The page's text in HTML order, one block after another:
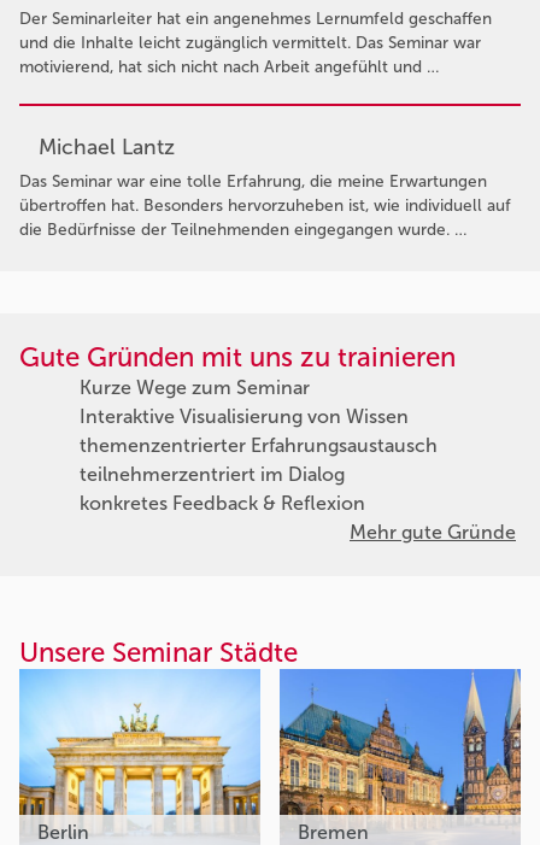
Der Seminarleiter hat ein angenehmes Lernumfeld geschaffen
und die Inhalte leicht zugänglich vermittelt. Das Seminar war
motivierend, hat sich nicht nach Arbeit angefühlt und …
Michael Lantz
Das Seminar war eine tolle Erfahrung, die meine Erwartungen
übertroffen hat. Besonders hervorzuheben ist, wie individuell auf
die Bedürfnisse der Teilnehmenden eingegangen wurde. …
Gute Gründen mit uns zu trainieren
Kurze Wege zum Seminar
Interaktive Visualisierung von Wissen
themenzentrierter Erfahrungsaustausch
teilnehmerzentriert im Dialog
konkretes Feedback & Reflexion
Mehr gute Gründe
Unsere Seminar Städte
Berlin Bremen